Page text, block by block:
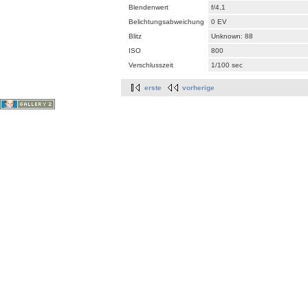
Blendenwert
f/4,1
Belichtungsabweichung
0 EV
Blitz
Unknown: 88
ISO
800
Verschlusszeit
1/100 sec
erste vorherige